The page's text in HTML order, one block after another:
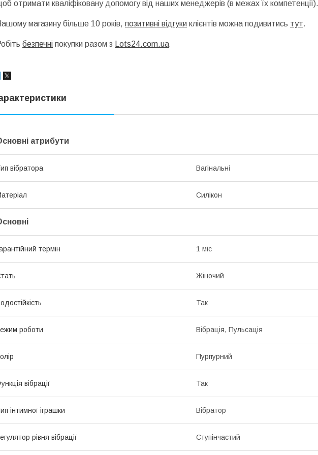
отримати кваліфіковану допомогу від наших менеджерів (в межах їх компетенції).
магазину більше 10 років, позитивні відгуки клієнтів можна подивитись тут.
безпечні покупки разом з Lots24.com.ua
атрибути
вібратора Вагінальні
Силікон
термін 1 міс
Жіночий
Так
роботи Вібрація, Пульсація
Пурпурний
вібрації Так
інтимної іграшки Вібратор
рівня вібрації Ступінчастий